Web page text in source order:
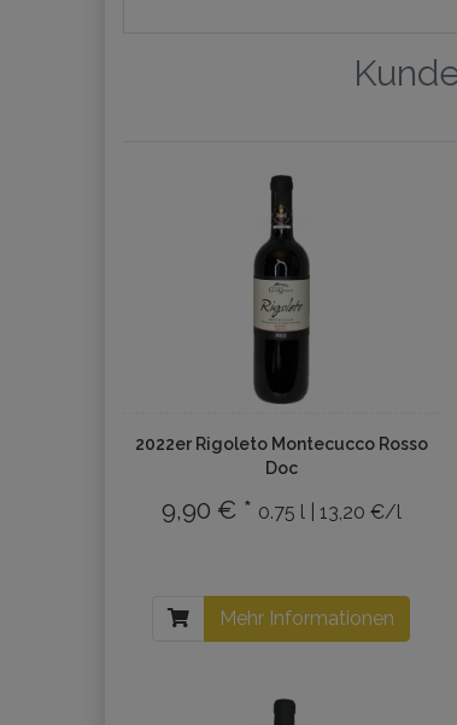
2022er Rigoleto Montecucco Rosso
Doc
9,90 € * 0.75 l | 13,20 €/l
Mehr Informationen